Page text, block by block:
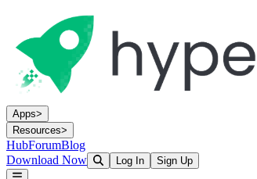
Apps>
Resources>
HubForumBlog
Download Now
Log In Sign Up